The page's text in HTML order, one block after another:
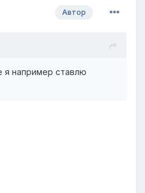
Автор
я например ставлю